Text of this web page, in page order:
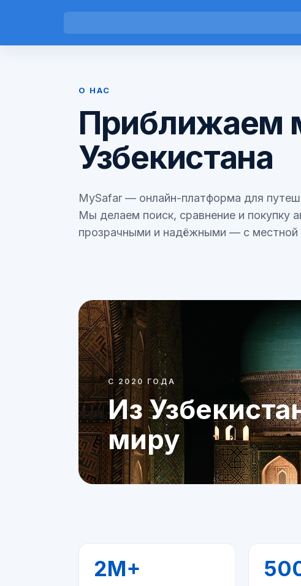
О НАС
Приближаем
Узбекистана
MySafar — онлайн-платформа для
Мы делаем поиск, сравнение и покупку
прозрачными и надёжными — с местной
С 2020 ГОДА
Из
миру
2M+